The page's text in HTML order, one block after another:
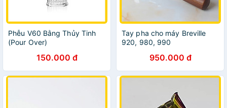
Phễu V60 Bằng Thủy Tinh
(Pour Over)
150.000 đ
Tay pha cho máy Breville
920, 980, 990
950.000 đ